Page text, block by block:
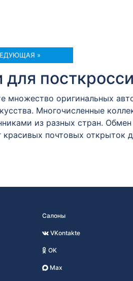
»
множество оригинальных
Многочисленные
из разных стран.
почтовых открыток
Салоны
VKontakte
OK
Max